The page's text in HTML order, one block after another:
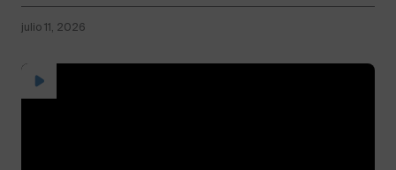
julio 11, 2026